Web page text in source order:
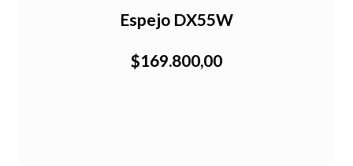
Espejo DX55W
$169.800,00